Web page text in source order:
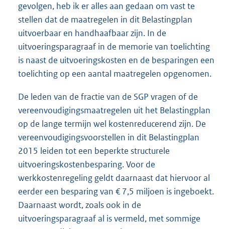
gevolgen, heb ik er alles aan gedaan om vast te
stellen dat de maatregelen in dit Belastingplan
uitvoerbaar en handhaafbaar zijn. In de
uitvoeringsparagraaf in de memorie van toelichting
is naast de uitvoeringskosten en de besparingen een
toelichting op een aantal maatregelen opgenomen.
De leden van de fractie van de SGP vragen of de
vereenvoudigingsmaatregelen uit het Belastingplan
op de lange termijn wel kostenreducerend zijn. De
vereenvoudigingsvoorstellen in dit Belastingplan
2015 leiden tot een beperkte structurele
uitvoeringskostenbesparing. Voor de
werkkostenregeling geldt daarnaast dat hiervoor al
eerder een besparing van € 7,5 miljoen is ingeboekt.
Daarnaast wordt, zoals ook in de
uitvoeringsparagraaf al is vermeld, met sommige